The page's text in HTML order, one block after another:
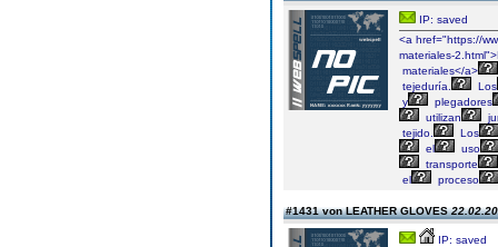
IP: saved
<a href="https://
materiales-
materiales</a>
tejeduría.
Los
y
plegadores
utilizan
tejido.
Los
el
uso
transporte
el
proceso
#1431 von LEATHER GLOVES
IP: saved